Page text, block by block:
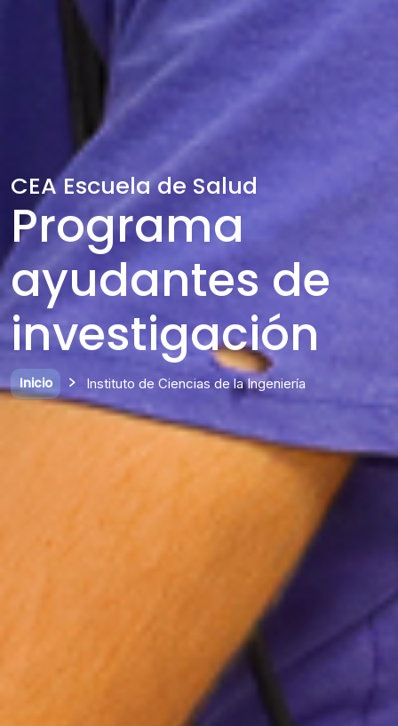
CEA Escuela de Salud
Programa
ayudantes de
investigación
Inicio Instituto de Ciencias de la Ingeniería